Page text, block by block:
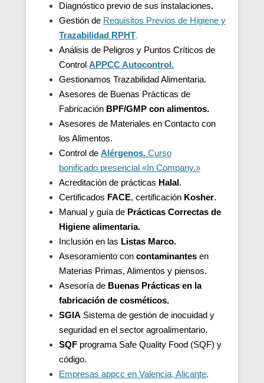
Diagnóstico previo de sus instalaciones.
Gestión de Requisitos Previos de Higiene y
Trazabilidad RPHT.
Análisis de Peligros y Puntos Críticos de
Control APPCC Autocontrol.
Gestionamos Trazabilidad Alimentaria.
Asesores de Buenas Prácticas de
Fabricación BPF/GMP con alimentos.
Asesores de Materiales en Contacto con
los Alimentos.
Control de Alérgenos. Curso
bonificado presencial «In Company.»
Acreditación de prácticas Halal.
Certificados FACE, certificación Kosher.
Manual y guía de Prácticas Correctas de
Higiene alimentaria.
Inclusión en las Listas Marco.
Asesoramiento con contaminantes en
Materias Primas, Alimentos y piensos.
Asesoría de Buenas Prácticas en la
fabricación de cosméticos.
SGIA Sistema de gestión de inocuidad y
seguridad en el sector agroalimentario.
SQF programa Safe Quality Food (SQF) y
código.
Empresas appcc en Valencia, Alicante,